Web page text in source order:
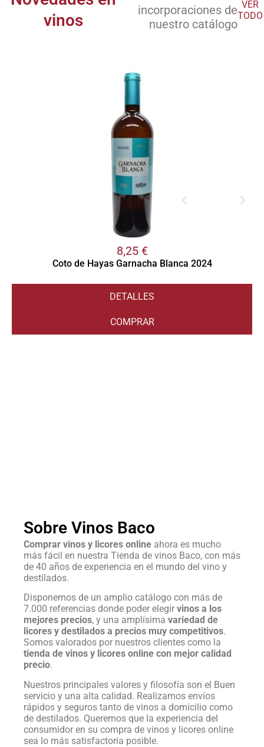
vinos
incorporaciones de
nuestro catálogo
VER
TODO
8,25 €
Coto de Hayas Garnacha Blanca 2024
DETALLES
COMPRAR
Sobre Vinos Baco
Comprar vinos y licores online ahora es mucho
más fácil en nuestra Tienda de vinos Baco, con más
de 40 años de experiencia en el mundo del vino y
destilados.
Disponemos de un amplio catálogo con más de
7.000 referencias donde poder elegir vinos a los
mejores precios, y una amplísima variedad de
licores y destilados a precios muy competitivos.
Somos valorados por nuestros clientes como la
tienda de vinos y licores online con mejor calidad
precio.
Nuestros principales valores y filosofía son el Buen
servicio y una alta calidad. Realizamos envíos
rápidos y seguros tanto de vinos a domicilio como
de destilados. Queremos que la experiencia del
consumidor en su compra de vinos y licores online
sea lo más satisfactoria posible.